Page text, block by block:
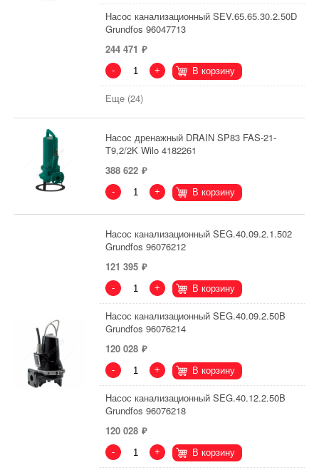
Насос канализационный SEV.65.65.30.2.50D
Grundfos 96047713
244 471
- + В корзину
Еще (24)
Насос дренажный DRAIN SP83 FAS-21-
T9,2/2K Wilo 4182261
388 622
- + В корзину
Насос канализационный SEG.40.09.2.1.502
Grundfos 96076212
121 395
- + В корзину
Насос канализационный SEG.40.09.2.50B
Grundfos 96076214
120 028
- + В корзину
Насос канализационный SEG.40.12.2.50B
Grundfos 96076218
120 028
- + В корзину